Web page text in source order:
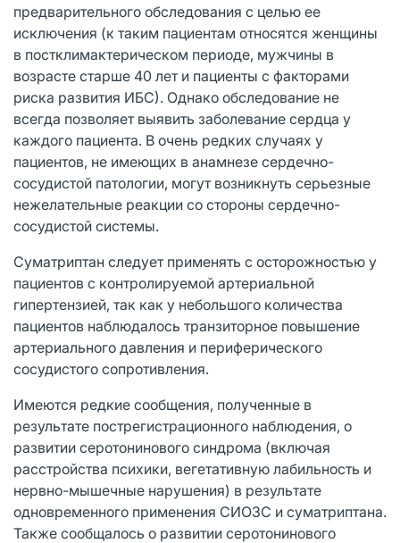
предварительного обследования с целью ее
исключения (к таким пациентам относятся женщины
в постклимактерическом периоде, мужчины в
возрасте старше 40 лет и пациенты с факторами
риска развития ИБС). Однако обследование не
всегда позволяет выявить заболевание сердца у
каждого пациента. В очень редких случаях у
пациентов, не имеющих в анамнезе сердечно-
сосудистой патологии, могут возникнуть серьезные
нежелательные реакции со стороны сердечно-
сосудистой системы.
Суматриптан следует применять с осторожностью у
пациентов с контролируемой артериальной
гипертензией, так как у небольшого количества
пациентов наблюдалось транзиторное повышение
артериального давления и периферического
сосудистого сопротивления.
Имеются редкие сообщения, полученные в
результате пострегистрационного наблюдения, о
развитии серотонинового синдрома (включая
расстройства психики, вегетативную лабильность и
нервно-мышечные нарушения) в результате
одновременного применения СИОЗС и суматриптана.
Также сообщалось о развитии серотонинового